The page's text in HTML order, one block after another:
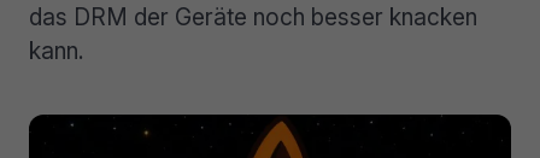
das DRM der Geräte noch besser knacken
kann.